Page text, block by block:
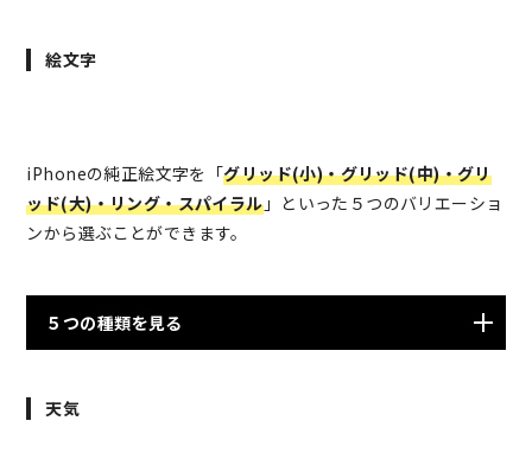
絵文字
iPhoneの純正絵文字を「グリッド(小)・グリッド(中)・グリ
ッド(大)・リング・スパイラル」といった５つのバリエーショ
ンから選ぶことができます。
５つの種類を見る
天気